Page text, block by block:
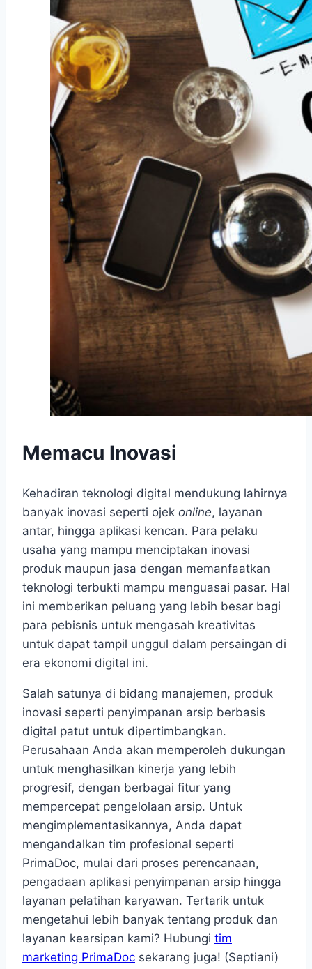
Memacu Inovasi
Kehadiran teknologi digital mendukung lahirnya
banyak inovasi seperti ojek online, layanan
antar, hingga aplikasi kencan. Para pelaku
usaha yang mampu menciptakan inovasi
produk maupun jasa dengan memanfaatkan
teknologi terbukti mampu menguasai pasar. Hal
ini memberikan peluang yang lebih besar bagi
para pebisnis untuk mengasah kreativitas
untuk dapat tampil unggul dalam persaingan di
era ekonomi digital ini.
Salah satunya di bidang manajemen, produk
inovasi seperti penyimpanan arsip berbasis
digital patut untuk dipertimbangkan.
Perusahaan Anda akan memperoleh dukungan
untuk menghasilkan kinerja yang lebih
progresif, dengan berbagai fitur yang
mempercepat pengelolaan arsip. Untuk
mengimplementasikannya, Anda dapat
mengandalkan tim profesional seperti
PrimaDoc, mulai dari proses perencanaan,
pengadaan aplikasi penyimpanan arsip hingga
layanan pelatihan karyawan. Tertarik untuk
mengetahui lebih banyak tentang produk dan
layanan kearsipan kami? Hubungi tim
marketing PrimaDoc sekarang juga! (Septiani)